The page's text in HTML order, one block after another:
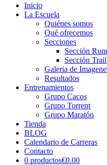
Inicio
La Escuela
Quiénes somos
Qué ofrecemos
Secciones
Sección
Sección Trail
Galeria de
Resultados
Entrenamientos
Grupo Cacos
Grupo Torrent
Grupo Maratón
Tienda
BLOG
Calendario de Carreras
Contacto
0 productos€0.00